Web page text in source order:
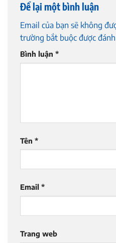
Để lại một bình luận
Email của bạn sẽ không
trường bắt buộc được
Bình luận *
Tên *
Email *
Trang web